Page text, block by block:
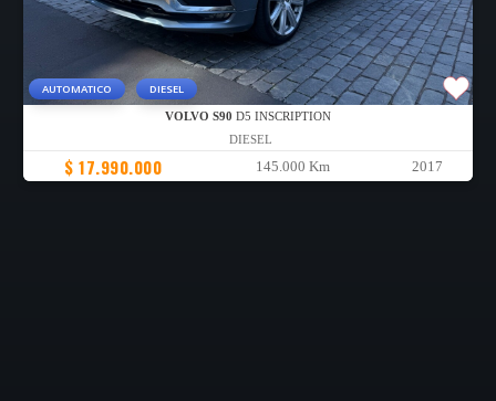
AUTOMATICO DIESEL
VOLVO S90 D5 INSCRIPTION
DIESEL
$ 17.990.000 145.000 Km 2017